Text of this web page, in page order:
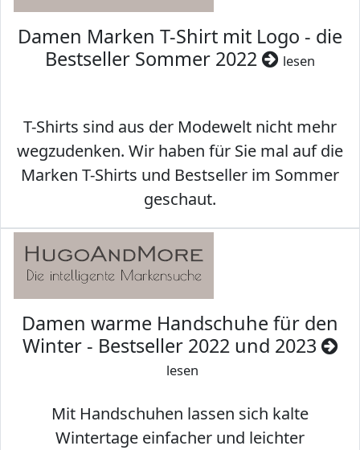
Damen Marken T-Shirt mit Logo - die
Bestseller Sommer 2022
lesen
T-Shirts sind aus der Modewelt nicht mehr
wegzudenken. Wir haben für Sie mal auf die
Marken T-Shirts und Bestseller im Sommer
geschaut.
Damen warme Handschuhe für den
Winter - Bestseller 2022 und 2023
lesen
Mit Handschuhen lassen sich kalte
Wintertage einfacher und leichter